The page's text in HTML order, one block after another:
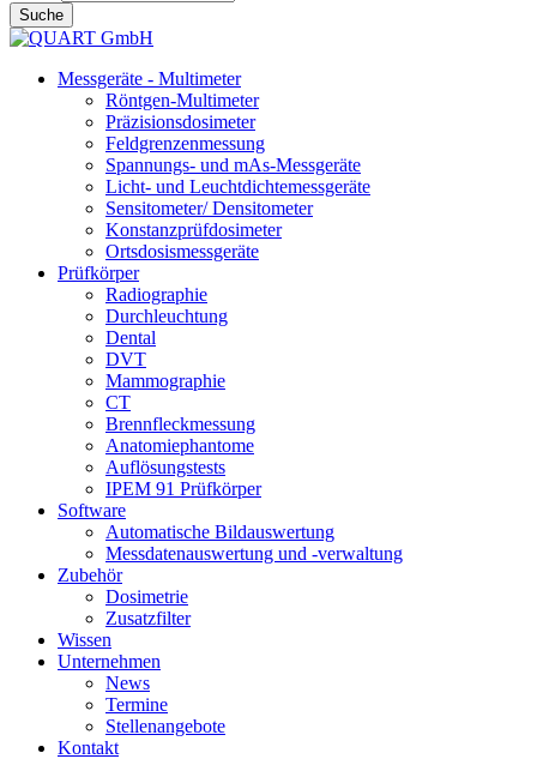
Messgeräte - Multimeter
Röntgen-Multimeter
Präzisionsdosimeter
Feldgrenzenmessung
Spannungs- und mAs-Messgeräte
Licht- und Leuchtdichtemessgeräte
Sensitometer/ Densitometer
Konstanzprüfdosimeter
Ortsdosismessgeräte
Prüfkörper
Radiographie
Durchleuchtung
Dental
DVT
Mammographie
CT
Brennfleckmessung
Anatomiephantome
Auflösungstests
IPEM 91 Prüfkörper
Software
Automatische Bildauswertung
Messdatenauswertung und -verwaltung
Zubehör
Dosimetrie
Zusatzfilter
Wissen
Unternehmen
News
Termine
Stellenangebote
Kontakt